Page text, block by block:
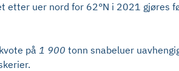
uer nord for 62°N i 2021 gjøres
på 1 900 tonn snabeluer